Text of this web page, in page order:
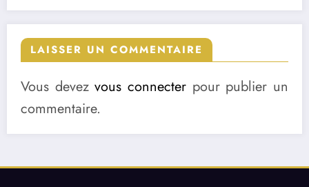
LAISSER UN COMMENTAIRE
Vous devezvous connecter pour publier un
commentaire.